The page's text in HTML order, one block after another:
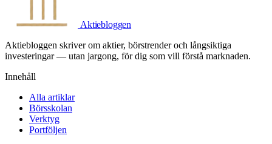
Aktiebloggen
Aktiebloggen skriver om aktier, börstrender och långsiktiga
investeringar — utan jargong, för dig som vill förstå marknaden.
Innehåll
Alla artiklar
Börsskolan
Verktyg
Portföljen